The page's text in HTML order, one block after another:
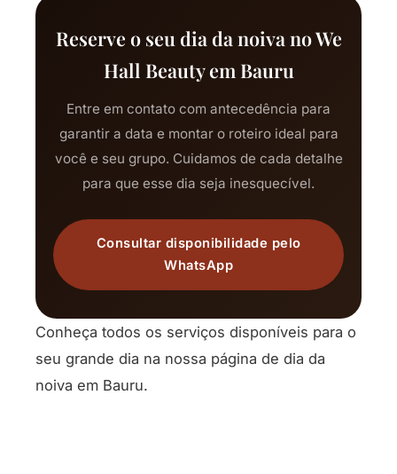
Reserve o seu dia da noiva no We
Hall Beauty em Bauru
Entre em contato com antecedência para
garantir a data e montar o roteiro ideal para
você e seu grupo. Cuidamos de cada detalhe
para que esse dia seja inesquecível.
Consultar disponibilidade pelo
WhatsApp
Conheça todos os serviços disponíveis para o
seu grande dia na nossa página de dia da
noiva em Bauru.